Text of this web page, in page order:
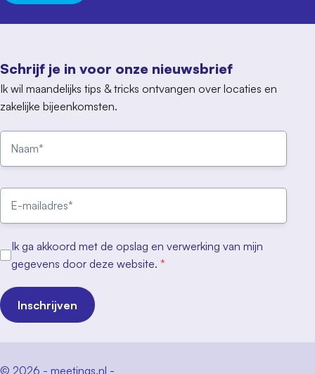
Schrijf je in voor onze nieuwsbrief
Ik wil maandelijks tips & tricks ontvangen over locaties en
zakelijke bijeenkomsten.
Ik ga akkoord met de opslag en verwerking van mijn
gegevens door deze website. *
Inschrijven
© 2026 - meetings.nl -